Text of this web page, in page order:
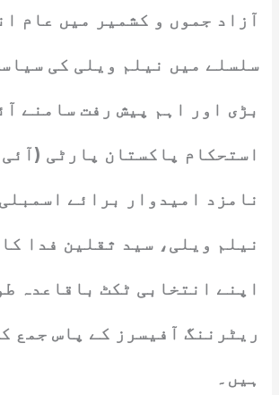
آزاد جموں و کشمیر میں عام
سلسلے میں نیلم ویلی کی
بڑی اور اہم پیش رفت سامنے
استحکام پاکستان پارٹی
نامزد امیدوار برائے
نیلم ویلی، سید ثقلین فدا
اپنے انتخابی ٹکٹ باقاعدہ
ریٹرننگ آفیسرز کے پاس جمع
ہیں۔